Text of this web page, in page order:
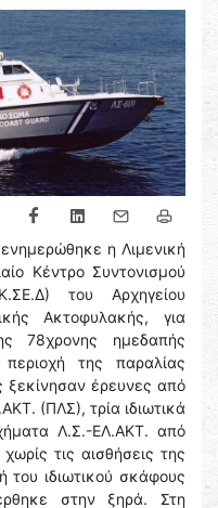
η Λιμενική
Κέντρο Συντονισμού
του Αρχηγείου
Ακτοφυλακής, για
78χρονης ημεδαπής
της παραλίας
έρευνες από
(ΠΛΣ), τρία ιδιωτικά
Λ.Σ.-ΕΛ.ΑΚΤ. από
τις αισθήσεις της
ιδιωτικού σκάφους
στην ξηρά. Στη